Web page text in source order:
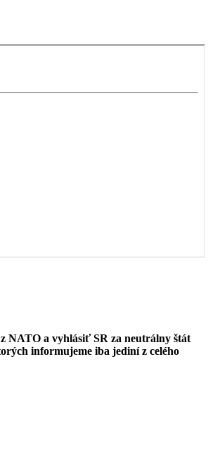
NATO a vyhlásiť SR za neutrálny štát
informujeme iba jediní z celého